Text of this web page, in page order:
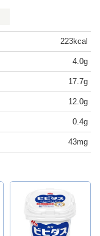
223kcal
4.0g
17.7g
12.0g
0.4g
43mg